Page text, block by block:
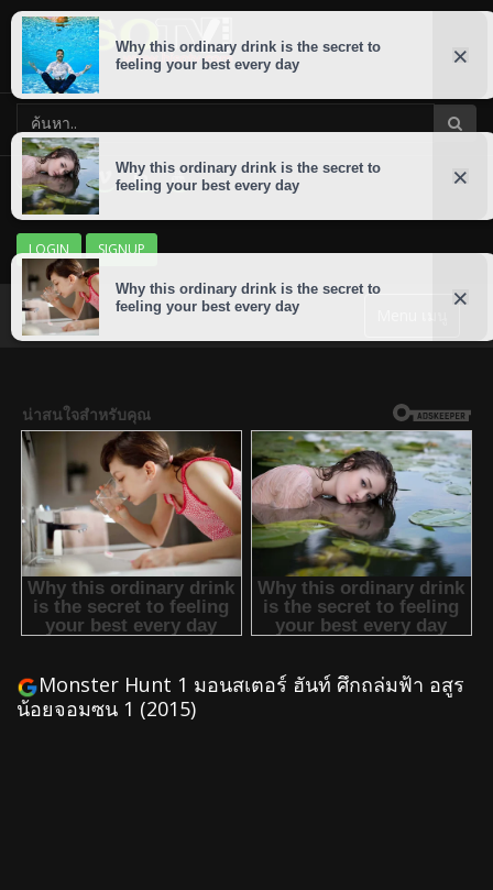
LOGIN SIGNUP
Monster Hunt 1 มอนสเตอร์ ฮันท์ ศึกถล่มฟ้า อสูร
น้อยจอมซน 1 (2015)